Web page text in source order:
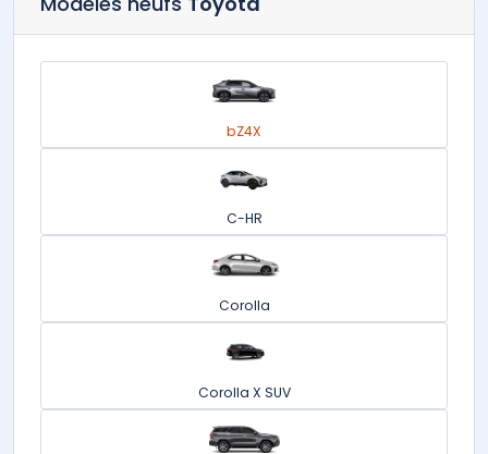
bZ4X
C-HR
Corolla
Corolla X SUV